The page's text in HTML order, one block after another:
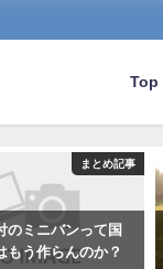
Top
まとめ記事
のミニバンって国
もう作らんのか？